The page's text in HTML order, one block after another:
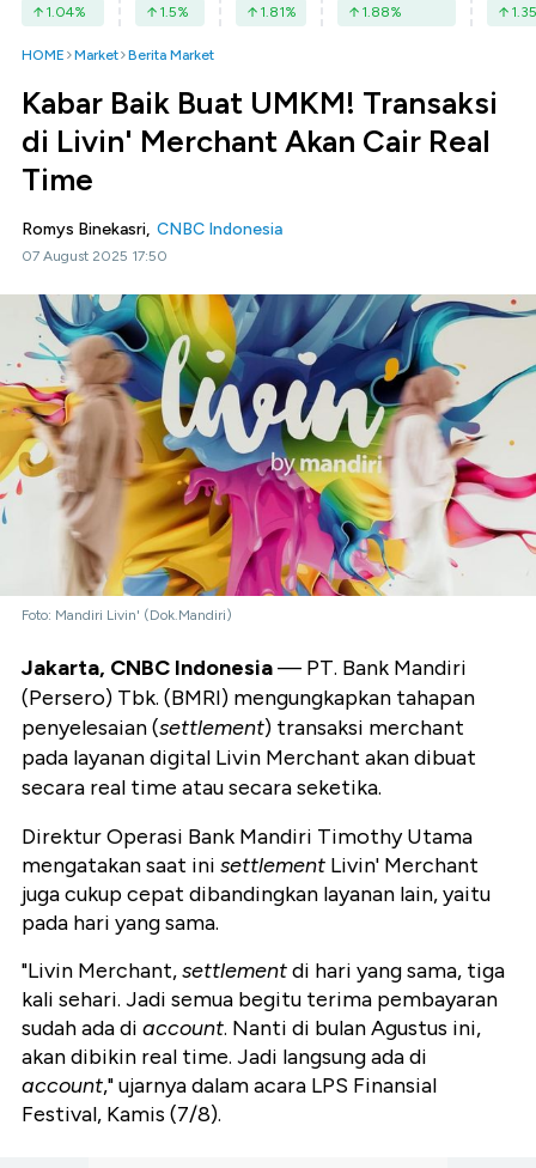
1.04% 1.5% 1.81% 1.88% 1.35
HOME Market Berita Market
Kabar Baik Buat UMKM! Transaksi
di Livin' Merchant Akan Cair Real
Time
Romys Binekasri, CNBC Indonesia
07 August 2025 17:50
Foto: Mandiri Livin' (Dok.Mandiri)
Jakarta, CNBC Indonesia— PT. Bank Mandiri
(Persero) Tbk. (BMRI) mengungkapkan tahapan
penyelesaian (settlement) transaksi merchant
pada layanan digital Livin Merchant akan dibuat
secara real time atau secara seketika.
Direktur Operasi Bank Mandiri Timothy Utama
mengatakan saat ini settlement Livin' Merchant
juga cukup cepat dibandingkan layanan lain, yaitu
pada hari yang sama.
"Livin Merchant,settlementdi hari yang sama, tiga
kali sehari. Jadi semua begitu terima pembayaran
sudah ada di account. Nanti di bulan Agustus ini,
akan dibikin real time. Jadi langsung ada di
account," ujarnya dalam acara LPS Finansial
Festival, Kamis (7/8).